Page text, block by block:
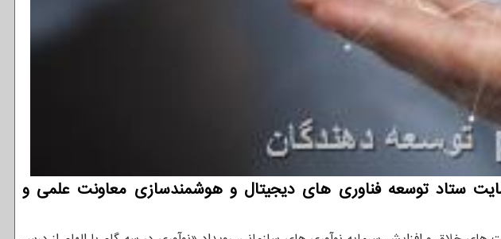
ستاد توسعه فناوری های دیجیتال و هوشمندسازی معاونت علمی و